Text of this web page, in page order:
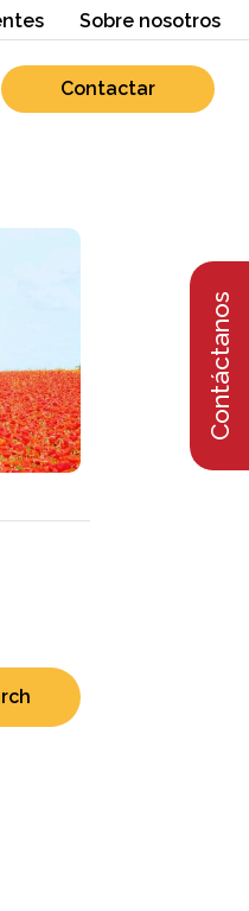
Sobre nosotros
Contactar
Contáctanos